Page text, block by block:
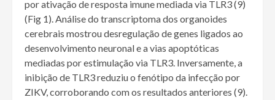
por ativação de resposta imune mediada via TLR3 (9)
(Fig 1). Análise do transcriptoma dos organoides
cerebrais mostrou desregulação de genes ligados ao
desenvolvimento neuronal e a vias apoptóticas
mediadas por estimulação via TLR3. Inversamente, a
inibição de TLR3 reduziu o fenótipo da infecção por
ZIKV, corroborando com os resultados anteriores (9).